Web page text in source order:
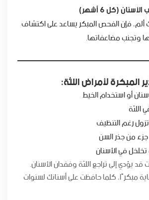
(كل 6 أشهر)
فإن الفحص المبكر يساعد على اكتشاف
وتجنب مضاعفاتها.
المبكرة لأمراض اللثة:
أو استخدام الخيط
اللثة
رغم التنظيف
من جذر السن
في الأسنان
يؤدي إلى تراجع اللثة وفقدان الأسنان.
مبكرًا، كلما حافظت على أسنانك لسنوات